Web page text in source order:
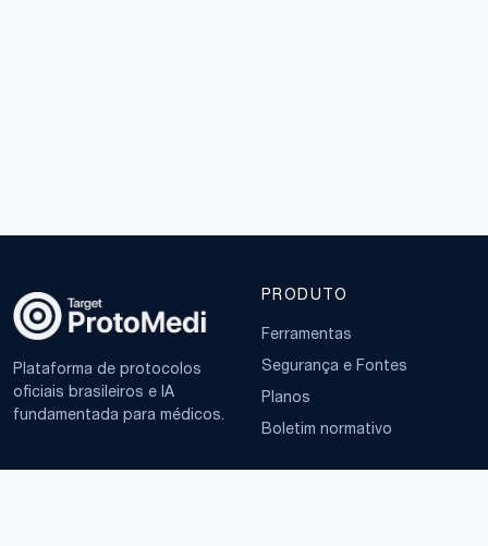
Plataforma de protocolos
oficiais brasileiros e IA
fundamentada para médicos.
PRODUTO
Ferramentas
Segurança e Fontes
Planos
Boletim normativo